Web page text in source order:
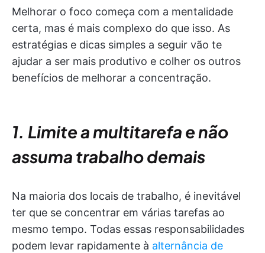
Melhorar o foco começa com a mentalidade
certa, mas é mais complexo do que isso. As
estratégias e dicas simples a seguir vão te
ajudar a ser mais produtivo e colher os outros
benefícios de melhorar a concentração.
1. Limite a multitarefa e não
assuma trabalho demais
Na maioria dos locais de trabalho, é inevitável
ter que se concentrar em várias tarefas ao
mesmo tempo. Todas essas responsabilidades
podem levar rapidamente à alternância de